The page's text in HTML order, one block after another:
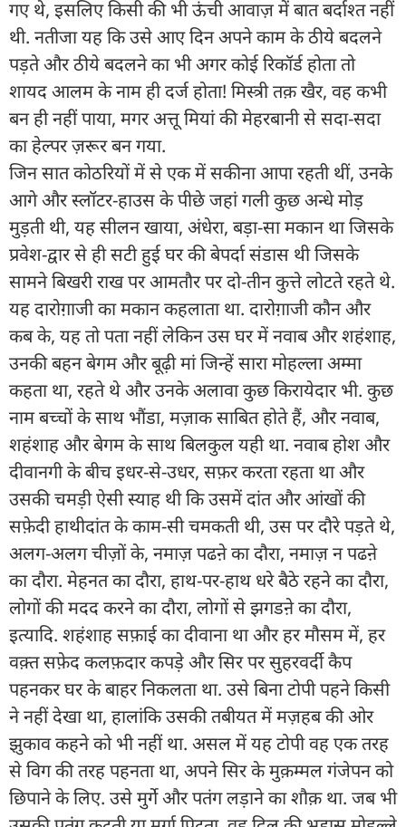
गए थे, इसलिए किसी की भी ऊंची आवाज़ में बात बर्दाश्त नहीं
थी. नतीजा यह कि उसे आए दिन अपने काम के ठीये बदलने
पड़ते और ठीये बदलने का भी अगर कोई रिकॉर्ड होता तो
शायद आलम के नाम ही दर्ज होता! मिस्त्री तक़ खैर, वह कभी
बन ही नहीं पाया, मगर अत्तू मियां की मेहरबानी से सदा-सदा
का हेल्पर ज़रूर बन गया.
जिन सात कोठरियों में से एक में सकीना आपा रहती थीं, उनके
आगे और स्लॉटर-हाउस के पीछे जहां गली कुछ अन्धे मोड़
मुड़ती थी, यह सीलन खाया, अंधेरा, बड़ा-सा मकान था जिसके
प्रवेश-द्वार से ही सटी हुई घर की बेपर्दा संडास थी जिसके
सामने बिखरी राख पर आमतौर पर दो-तीन कुत्ते लोटते रहते थे.
यह दारोग़ाजी का मकान कहलाता था. दारोग़ाजी कौन और
कब के, यह तो पता नहीं लेकिन उस घर में नवाब और शहंशाह,
उनकी बहन बेगम और बूढ़ी मां जिन्हें सारा मोहल्ला अम्मा
कहता था, रहते थे और उनके अलावा कुछ किरायेदार भी. कुछ
नाम बच्चों के साथ भौंडा, मज़ाक साबित होते हैं, और नवाब,
शहंशाह और बेगम के साथ बिलकुल यही था. नवाब होश और
दीवानगी के बीच इधर-से-उधर, सफ़र करता रहता था और
उसकी चमड़ी ऐसी स्याह थी कि उसमें दांत और आंखों की
सफ़ेदी हाथीदांत के काम-सी चमकती थी, उस पर दौरे पड़ते थे,
अलग-अलग चीज़ों के, नमाज़ पढऩे का दौरा, नमाज़ न पढऩे
का दौरा. मेहनत का दौरा, हाथ-पर-हाथ धरे बैठे रहने का दौरा,
लोगों की मदद करने का दौरा, लोगों से झगडऩे का दौरा,
इत्यादि. शहंशाह सफ़ाई का दीवाना था और हर मौसम में, हर
वक़्त सफ़ेद कलफ़दार कपड़े और सिर पर सुहरवर्दी कैप
पहनकर घर के बाहर निकलता था. उसे बिना टोपी पहने किसी
ने नहीं देखा था, हालांकि उसकी तबीयत में मज़हब की ओर
झुकाव कहने को भी नहीं था. असल में यह टोपी वह एक तरह
से विग की तरह पहनता था, अपने सिर के मुक़म्मल गंजेपन को
छिपाने के लिए. उसे मुर्गे और पतंग लड़ाने का शौक़ था. जब भी